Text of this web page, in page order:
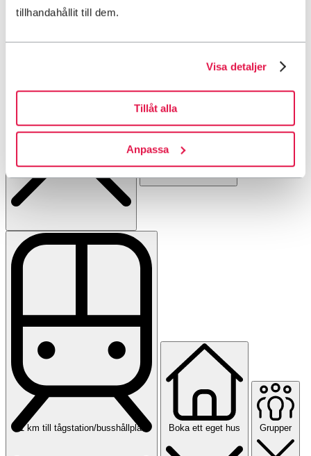
tillhandahållit till dem.
Visa detaljer
Tillåt alla
Anpassa
<1 km till skidbacke
<1 km till tågstation/busshållplats Boka ett eget hus Grupper